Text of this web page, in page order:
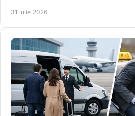
31 iulie 2026